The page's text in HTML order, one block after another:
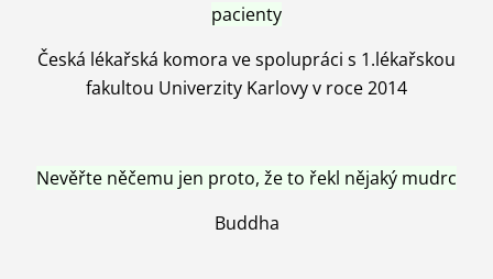
pacienty
Česká lékařská komora ve spolupráci s 1.lékařskou
fakultou Univerzity Karlovy v roce 2014
Nevěřte něčemu jen proto, že to řekl nějaký mudrc
Buddha